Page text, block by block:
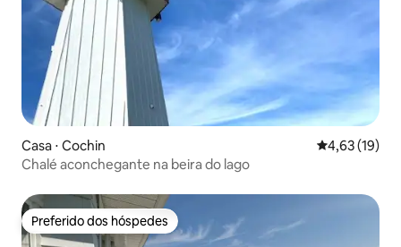
Casa ⋅ Cochin 4,63 de uma
4,63 (19)
Chalé aconchegante na beira do lago
Preferido dos hóspedes
Preferido dos hóspedes